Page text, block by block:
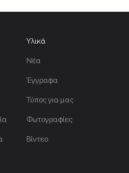
Υλικά
Νέα
Έγγραφα
Τύπος για μας
Φωτογραφίες
Βίντεο